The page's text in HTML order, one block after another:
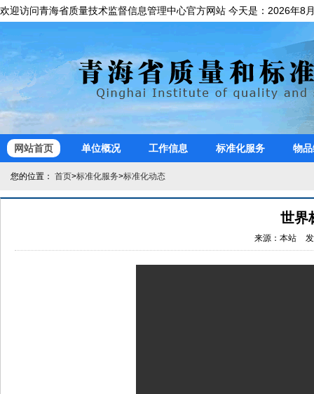
欢迎访问青海省质量技术监督信息管理中心官方网站 今天是：
网站首页 单位概况 工作信息 标准化服务 物
您的位置： 首页>标准化服务>标准化动态
世界